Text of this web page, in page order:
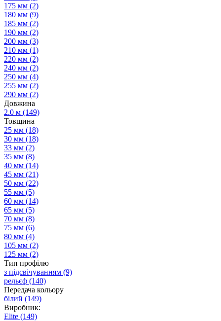
175 мм (2)
180 мм (9)
185 мм (2)
190 мм (2)
200 мм (3)
210 мм (1)
220 мм (2)
240 мм (2)
250 мм (4)
255 мм (2)
290 мм (2)
Довжина
2.0 м (149)
Товщина
25 мм (18)
30 мм (18)
33 мм (2)
35 мм (8)
40 мм (14)
45 мм (21)
50 мм (22)
55 мм (5)
60 мм (14)
65 мм (5)
70 мм (8)
75 мм (6)
80 мм (4)
105 мм (2)
125 мм (2)
Тип профілю
з підсвічуванням (9)
рельєф (140)
Передача кольору
білий (149)
Виробник:
Elite (149)